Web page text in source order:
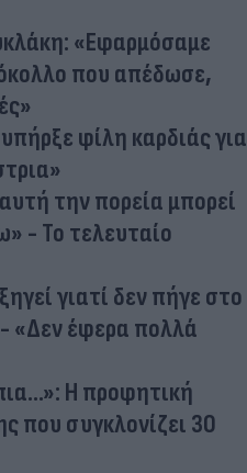
«Εφαρμόσαμε
που απέδωσε,
φίλη καρδιάς για
την πορεία μπορεί
- Το τελευταίο
γιατί δεν πήγε στο
«Δεν έφερα πολλά
Η προφητική
που συγκλονίζει 30